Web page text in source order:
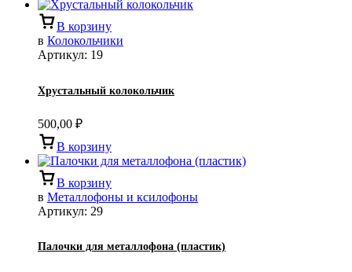
В корзину
в Колокольчики
Артикул: 19
Хрустальный колокольчик
500,00 ₽
В корзину
В корзину
в Металлофоны и ксилофоны
Артикул: 29
Палочки для металлофона (пластик)